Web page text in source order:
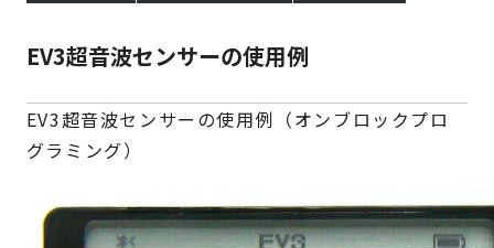
EV3超音波センサーの使用例
EV3超音波センサーの使用例（オンブロックプロ
グラミング）